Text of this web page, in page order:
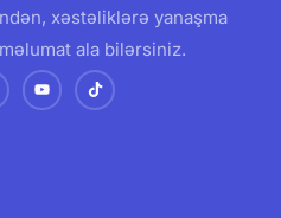
xəstəliklərə yanaşma
ala bilərsiniz.